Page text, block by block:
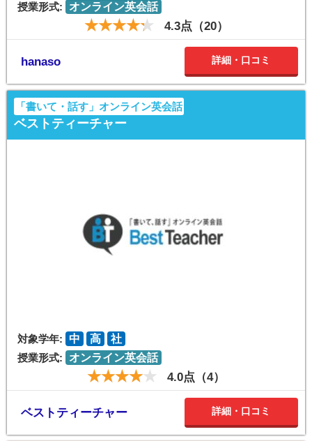
授業形式:
オンライン英会話
4.3点（20）
hanaso 詳細・口コミ
「書いて・話す」オンライン英会話
ベストティーチャー
対象学年: 中 高
社
授業形式:
オンライン英会話
4.0点（4）
ベストティーチャー 詳細・口コミ